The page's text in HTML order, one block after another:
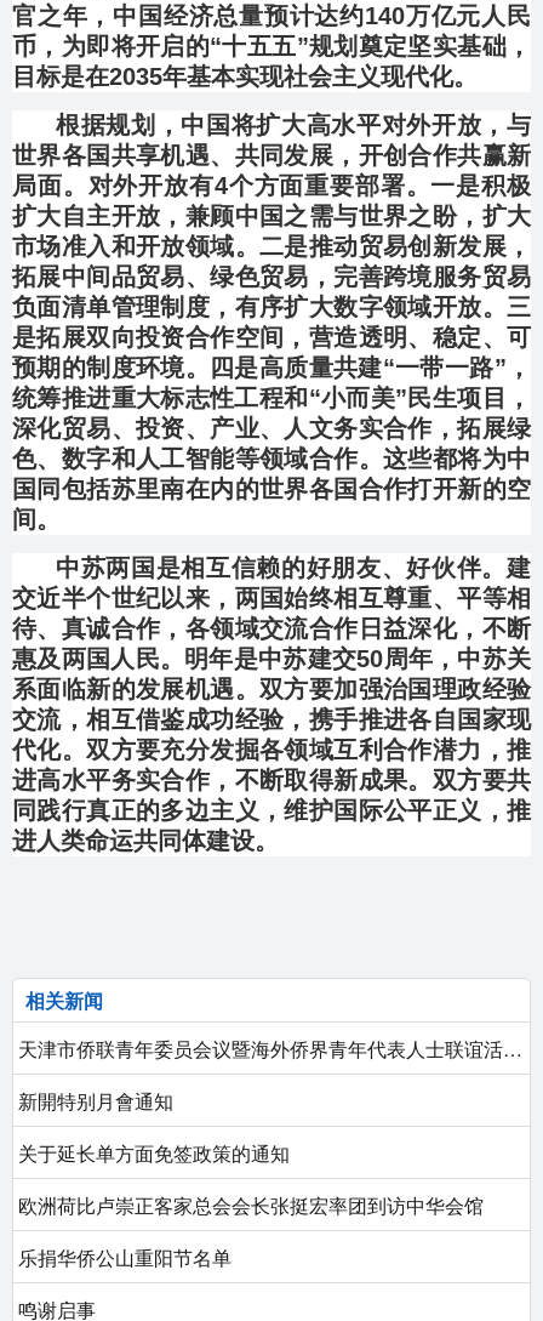
官之年，中国经济总量预计达约140万亿元人民
币，为即将开启的“十五五”规划奠定坚实基础，
目标是在2035年基本实现社会主义现代化。
根据规划，中国将扩大高水平对外开放，与
世界各国共享机遇、共同发展，开创合作共赢新
局面。对外开放有4个方面重要部署。一是积极
扩大自主开放，兼顾中国之需与世界之盼，扩大
市场准入和开放领域。二是推动贸易创新发展，
拓展中间品贸易、绿色贸易，完善跨境服务贸易
负面清单管理制度，有序扩大数字领域开放。三
是拓展双向投资合作空间，营造透明、稳定、可
预期的制度环境。四是高质量共建“一带一路”，
统筹推进重大标志性工程和“小而美”民生项目，
深化贸易、投资、产业、人文务实合作，拓展绿
色、数字和人工智能等领域合作。这些都将为中
国同包括苏里南在内的世界各国合作打开新的空
间。
中苏两国是相互信赖的好朋友、好伙伴。建
交近半个世纪以来，两国始终相互尊重、平等相
待、真诚合作，各领域交流合作日益深化，不断
惠及两国人民。明年是中苏建交50周年，中苏关
系面临新的发展机遇。双方要加强治国理政经验
交流，相互借鉴成功经验，携手推进各自国家现
代化。双方要充分发掘各领域互利合作潜力，推
进高水平务实合作，不断取得新成果。双方要共
同践行真正的多边主义，维护国际公平正义，推
进人类命运共同体建设。
相关新闻
天津市侨联青年委员会议暨海外侨界青年代表人士联谊活动在津成功举办 国会议员刘静航应邀出席侨联活动
新開特别月會通知
关于延长单方面免签政策的通知
欧洲荷比卢崇正客家总会会长张挺宏率团到访中华会馆
乐捐华侨公山重阳节名单
鸣谢启事